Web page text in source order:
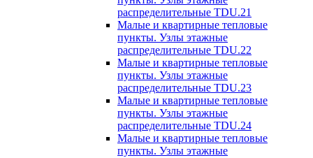
распределительные TDU.21
Малые и квартирные тепловые
пункты. Узлы этажные
распределительные TDU.22
Малые и квартирные тепловые
пункты. Узлы этажные
распределительные TDU.23
Малые и квартирные тепловые
пункты. Узлы этажные
распределительные TDU.24
Малые и квартирные тепловые
пункты. Узлы этажные